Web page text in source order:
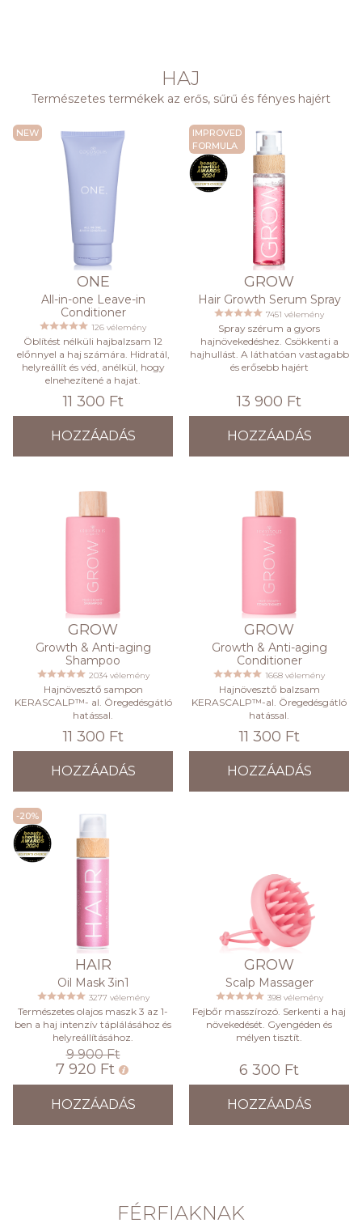
HAJ
Természetes termékek az erős, sűrű és fényes hajért
NEW
ONE
All-in-one Leave-in
Conditioner
126 vélemény
Öblítést nélküli hajbalzsam 12
előnnyel a haj számára. Hidratál,
helyreállít és véd, anélkül, hogy
elnehezítené a hajat.
11 300 Ft
HOZZÁADÁS
IMPROVED
FORMULA
GROW
Hair Growth Serum Spray
7451 vélemény
Spray szérum a gyors
hajnövekedéshez. Csökkenti a
hajhullást. A láthatóan vastagabb
és erősebb hajért
13 900 Ft
HOZZÁADÁS
GROW
Growth & Anti-aging
Shampoo
2034 vélemény
Hajnövesztő sampon
KERASCALP™- al. Öregedésgátló
hatással.
11 300 Ft
HOZZÁADÁS
GROW
Growth & Anti-aging
Conditioner
1668 vélemény
Hajnövesztő balzsam
KERASCALP™-al. Öregedésgátló
hatással.
11 300 Ft
HOZZÁADÁS
-20%
HAIR
Oil Mask 3in1
3277 vélemény
Természetes olajos maszk 3 az 1-
ben a haj intenzív táplálásához és
helyreállításához.
9 900 Ft
7 920 Ft
HOZZÁADÁS
GROW
Scalp Massager
398 vélemény
Fejbőr masszírozó. Serkenti a haj
növekedését. Gyengéden és
mélyen tisztít.
6 300 Ft
HOZZÁADÁS
FÉRFIAKNAK